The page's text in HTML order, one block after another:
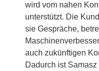
wird vom nahen
unterstützt. Die
sie Gespräche,
auch zukünftigen
Dadurch ist